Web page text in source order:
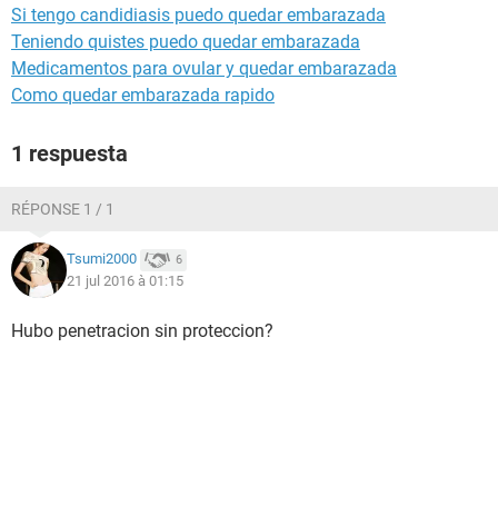
Si tengo candidiasis puedo quedar embarazada
Teniendo quistes puedo quedar embarazada
Medicamentos para ovular y quedar embarazada
Como quedar embarazada rapido
1 respuesta
RÉPONSE 1 / 1
Tsumi2000 6
21 jul 2016 à 01:15
Hubo penetracion sin proteccion?